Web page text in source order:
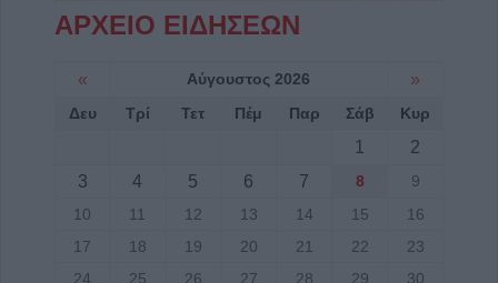
ΑΡΧΕΙΟ ΕΙΔΗΣΕΩΝ
« Αύγουστος 2026 »
Δευ Τρί Τετ Πέμ Παρ Σάβ Κυρ
1
2
3
4 5 6 7 8
9
10
11 12 13 14 15
16
17
18 19 20 21 22
23
24
25 26 27 28 29
30